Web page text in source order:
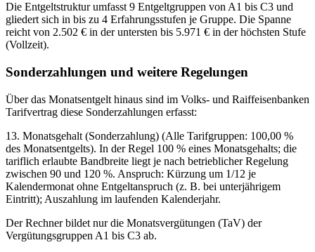
Die Entgeltstruktur umfasst 9 Entgeltgruppen von A1 bis C3 und
gliedert sich in bis zu 4 Erfahrungsstufen je Gruppe. Die Spanne
reicht von 2.502 € in der untersten bis 5.971 € in der höchsten Stufe
(Vollzeit).
Sonderzahlungen und weitere Regelungen
Über das Monatsentgelt hinaus sind im Volks- und Raiffeisenbanken
Tarifvertrag diese Sonderzahlungen erfasst:
13. Monatsgehalt (Sonderzahlung) (Alle Tarifgruppen: 100,00 %
des Monatsentgelts). In der Regel 100 % eines Monatsgehalts; die
tariflich erlaubte Bandbreite liegt je nach betrieblicher Regelung
zwischen 90 und 120 %. Anspruch: Kürzung um 1/12 je
Kalendermonat ohne Entgeltanspruch (z. B. bei unterjährigem
Eintritt); Auszahlung im laufenden Kalenderjahr.
Der Rechner bildet nur die Monatsvergütungen (TaV) der
Vergütungsgruppen A1 bis C3 ab.